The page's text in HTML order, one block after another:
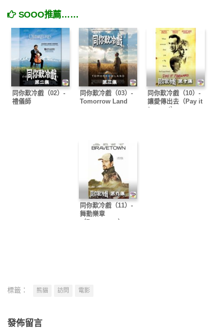
SOOO推薦……
同你歎冷戲（02）-
禮儀師
同你歎冷戲（03）-
Tomorrow Land
同你歎冷戲（10）-
讓愛傳出去（Pay it
forward）
同你歎冷戲（11）-
舞動樂章
（Bravetown）
標籤： 熊貓 訪問 電影
發佈留言